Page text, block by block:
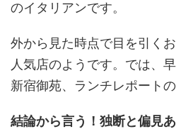
のイタリアンです。
外から見た時点で目を引く
人気店のようです。では、
新宿御苑、ランチレポートの
結論から言う！独断と偏見